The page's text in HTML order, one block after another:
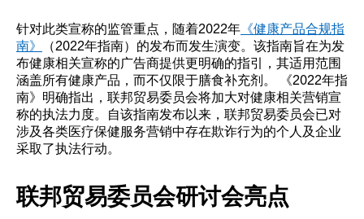
针对此类宣称的监管重点，随着2022年 《健康产品合规指
南》
（2022年指南）的发布而发生演变。该指南旨在为发
布健康相关宣称的广告商提供更明确的指引，其适用范围
涵盖所有健康产品，而不仅限于膳食补充剂。 《2022年指
南》明确指出，联邦贸易委员会将加大对健康相关营销宣
称的执法力度。自该指南发布以来，联邦贸易委员会已对
涉及各类医疗保健服务营销中存在欺诈行为的个人及企业
采取了执法行动。
联邦贸易委员会研讨会亮点